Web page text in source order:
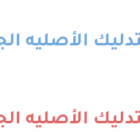
الأصليه
الأصليه